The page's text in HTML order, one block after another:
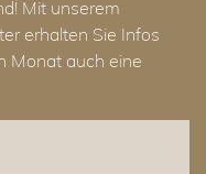
Mit unserem
erhalten Sie Infos
Monat auch eine